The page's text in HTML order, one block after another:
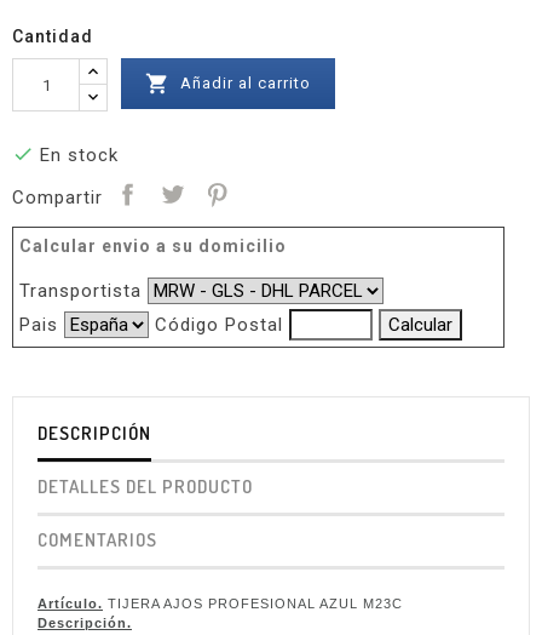
Cantidad
 Añadir al carrito
 En stock
Compartir
Calcular envio a su domicilio
Transportista
Pais
Código Postal
DESCRIPCIÓN
DETALLES DEL PRODUCTO
COMENTARIOS
Artículo. TIJERA AJOS PROFESIONAL AZUL M23C
Descripción.